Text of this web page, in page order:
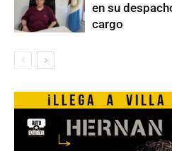
en su
cargo